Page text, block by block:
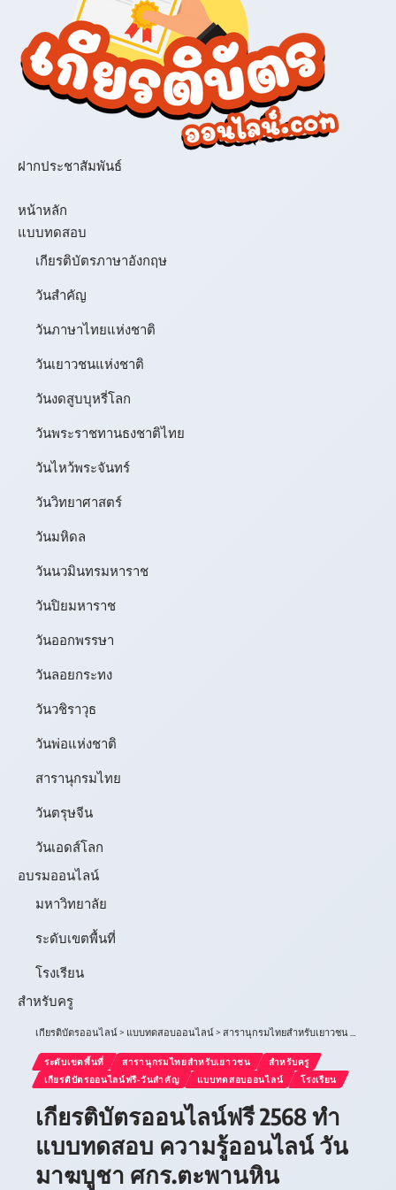
ฝากประชาสัมพันธ์
หน้าหลัก
แบบทดสอบ
เกียรติบัตรภาษาอังกฤษ
วันสำคัญ
วันภาษาไทยแห่งชาติ
วันเยาวชนแห่งชาติ
วันงดสูบบุหรี่โลก
วันพระราชทานธงชาติไทย
วันไหว้พระจันทร์​
วันวิทยาศาสตร์
วันมหิดล
วันนวมินทรมหาราช
วันปิยมหาราช
วันออกพรรษา
วันลอยกระทง
วันวชิราวุธ
วันพ่อแห่งชาติ
สารานุกรมไทย
วันตรุษจีน
วันเอดส์โลก
อบรมออนไลน์
มหาวิทยาลัย
ระดับเขตพื้นที่
โรงเรียน
สำหรับครู
เกียรติบัตรออนไลน์> แบบทดสอบออนไลน์> สารานุกรมไทยสำหรับเยาวชน
ระดับเขตพื้นที่ สารานุกรมไทยสำหรับเยาวชน
สำหรับครู
เกียรติบัตรออนไลน์ฟรี-วันสำคัญ
แบบทดสอบออนไลน์ โรงเรียน
เกียรติบัตรออนไลน์ฟรี 2568 ทำ
แบบทดสอบ ความรู้ออนไลน์ วัน
มาฆบูชา ศกร.ตะพานหิน